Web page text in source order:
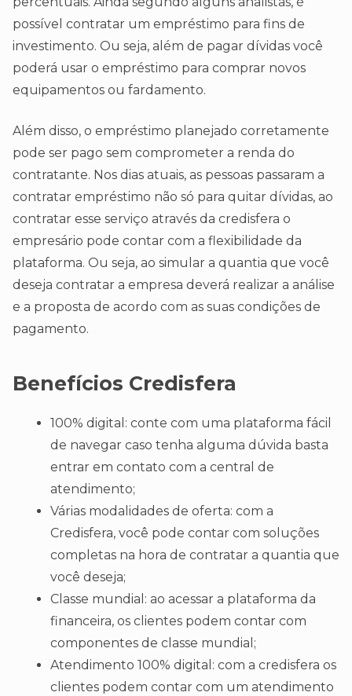
possível contratar um empréstimo para fins de
investimento. Ou seja, além de pagar dívidas você
poderá usar o empréstimo para comprar novos
equipamentos ou fardamento.
Além disso, o empréstimo planejado corretamente
pode ser pago sem comprometer a renda do
contratante. Nos dias atuais, as pessoas passaram a
contratar empréstimo não só para quitar dívidas, ao
contratar esse serviço através da credisfera o
empresário pode contar com a flexibilidade da
plataforma. Ou seja, ao simular a quantia que você
deseja contratar a empresa deverá realizar a análise
e a proposta de acordo com as suas condições de
pagamento.
Benefícios Credisfera
100% digital: conte com uma plataforma fácil
de navegar caso tenha alguma dúvida basta
entrar em contato com a central de
atendimento;
Várias modalidades de oferta: com a
Credisfera, você pode contar com soluções
completas na hora de contratar a quantia que
você deseja;
Classe mundial: ao acessar a plataforma da
financeira, os clientes podem contar com
componentes de classe mundial;
Atendimento 100% digital: com a credisfera os
clientes podem contar com um atendimento